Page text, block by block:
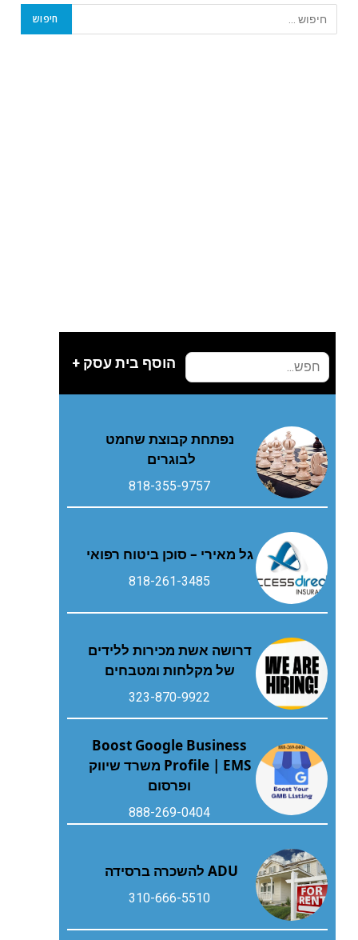
הוסף בית עסק +
נפתחת קבוצת שחמט
לבוגרים
818-355-9757
גל מאירי – סוכן ביטוח רפואי
818-261-3485
דרושה אשת מכירות ללידים
של מקלחות ומטבחים
323-870-9922
Boost Google Business
Profile | EMS משרד שיווק
ופרסום
888-269-0404
ADU להשכרה ברסידה
310-666-5510